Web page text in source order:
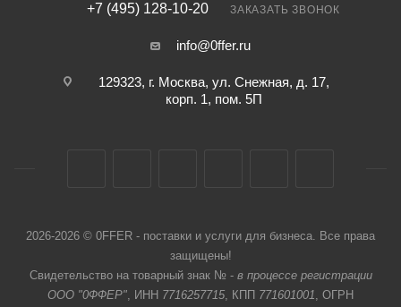
+7 (495) 128-10-20 ЗАКАЗАТЬ ЗВОНОК
info@0ffer.ru
129323, г. Москва, ул. Снежная, д. 17,
корп. 1, пом. 5П
2026-2026 © 0FFER - поставки и услуги для бизнеса. Все права
защищены!
Свидетельство на товарный знак № - в процессе регистрации
ООО "0ФФЕР", ИНН 7716257715, КПП 771601001, ОГРН